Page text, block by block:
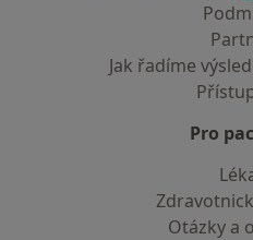
Jak řadíme
Pro
Otázky a